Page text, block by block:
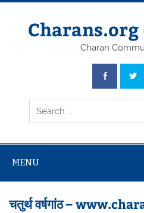
Skip
Charans.org
Charan
MENU
चतुर्थ वर्षगांठ –